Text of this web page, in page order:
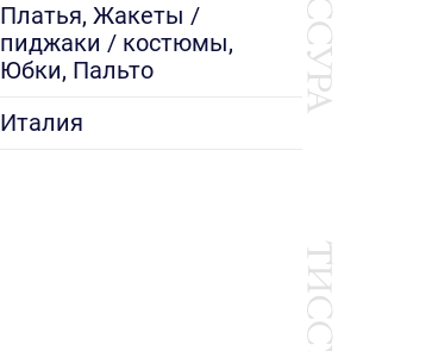
Платья, Жакеты /
пиджаки / костюмы,
Юбки, Пальто
Италия